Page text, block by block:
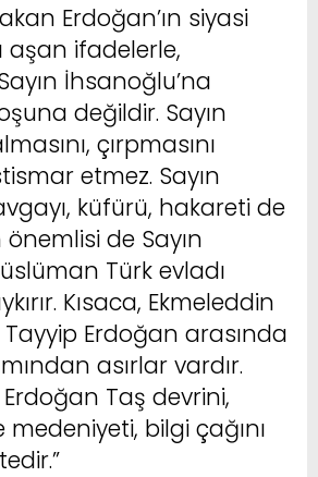
Erdoğan’ın siyasi
aşan ifadelerle,
İhsanoğlu’na
değildir. Sayın
çırpmasını
etmez. Sayın
küfürü, hakareti de
de Sayın
Türk evladı
Kısaca, Ekmeleddin
Erdoğan arasında
asırlar vardır.
Taş devrini,
bilgi çağını